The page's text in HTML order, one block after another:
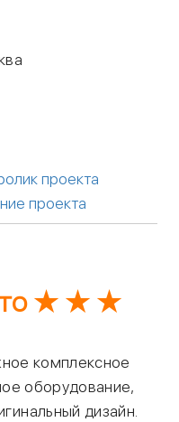
проекта
проекта
★ ★ ★
комплексное
оборудование,
дизайн.